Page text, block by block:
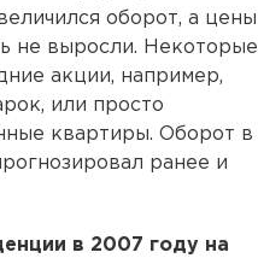
оборот, а цены
не выросли. Некоторые
акции, например,
или просто
квартиры. Оборот в
ранее и
в 2007 году на